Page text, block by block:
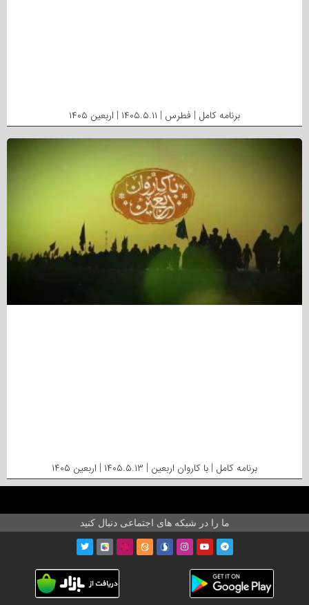
برنامه کامل | فطرس | ۱۴۰۵.۵.۱۱ | اربعین ۱۴۰۵
برنامه کامل | با کاروان اربعین | ۱۴۰۵.۵.۱۳ | اربعین ۱۴۰۵
ما را در شبکه های اجتماعی دنبال کنید